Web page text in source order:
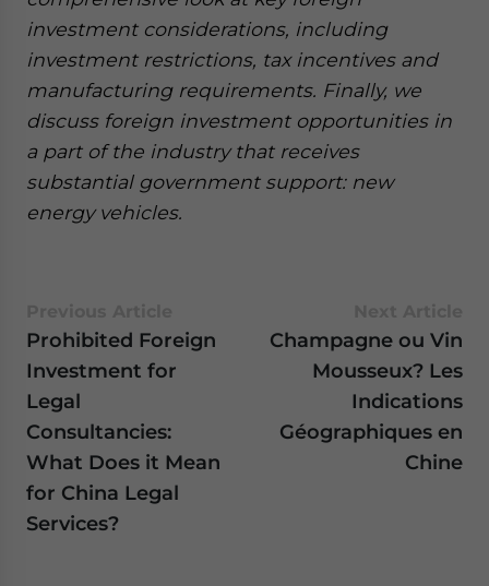
investment considerations, including
investment restrictions, tax incentives and
manufacturing requirements. Finally, we
discuss foreign investment opportunities in
a part of the industry that receives
substantial government support: new
energy vehicles.
Prohibited Foreign
Investment for
Legal
Consultancies:
What Does it Mean
for China Legal
Services?
Champagne ou Vin
Mousseux? Les
Indications
Géographiques en
Chine